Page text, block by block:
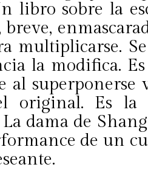
libro sobre la
multiplicarse.
la modifica.
al
original. Es
dama de
de un